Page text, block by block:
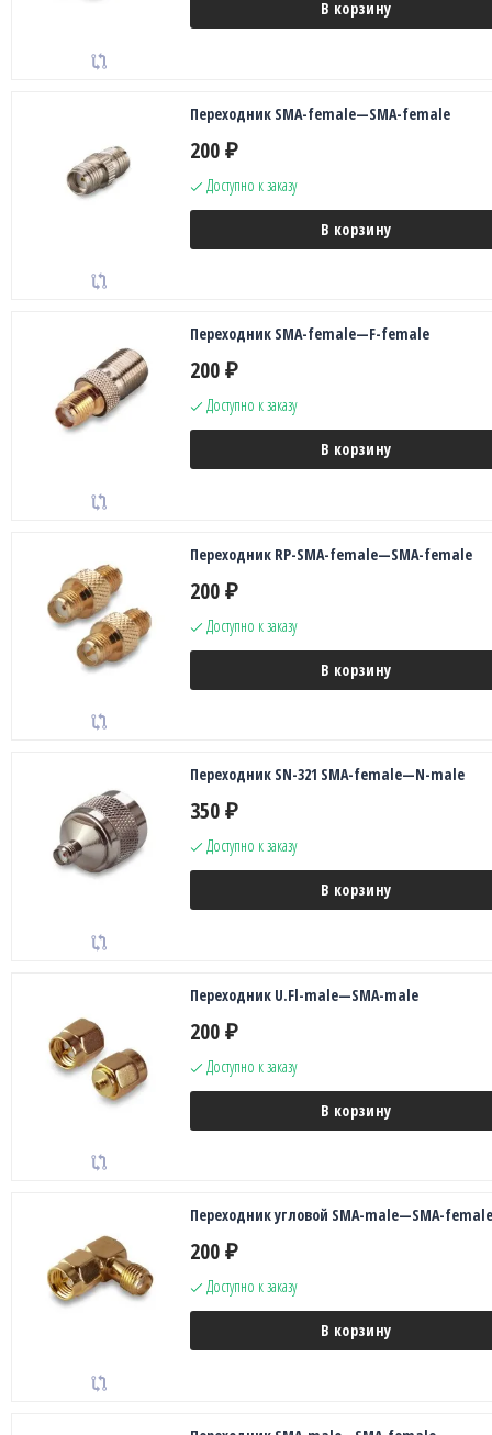
В корзину
Переходник SMA-female—SMA-female
200 ₽
Доступно к заказу
В корзину
Переходник SMA-female—F-female
200 ₽
Доступно к заказу
В корзину
Переходник RP-SMA-female—SMA-female
200 ₽
Доступно к заказу
В корзину
Переходник SN-321 SMA-female—N-male
350 ₽
Доступно к заказу
В корзину
Переходник U.Fl-male—SMA-male
200 ₽
Доступно к заказу
В корзину
Переходник угловой SMA-male—SMA-female
200 ₽
Доступно к заказу
В корзину